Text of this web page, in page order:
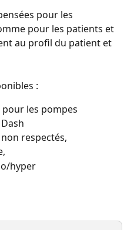
pour les
pour les patients et
au profil du patient et
:
les pompes
respectés,
hyper